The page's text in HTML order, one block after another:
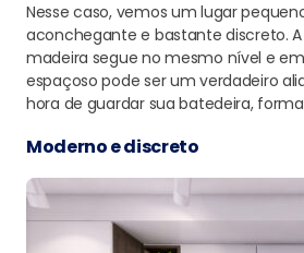
Nesse caso, vemos um lugar
aconchegante e bastante discreto.
madeira segue no mesmo nível e
espaçoso pode ser um verdadeiro
hora de guardar sua batedeira,
Moderno e discreto